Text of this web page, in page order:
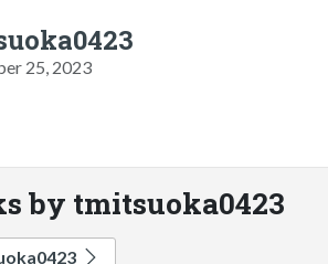
25, 2023
by tmitsuoka0423